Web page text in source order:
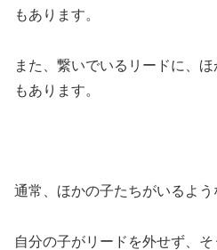
もあります。
また、繋いでいるリードに、
もあります。
通常、ほかの子たちがいるよう
自分の子がリードを外せず、